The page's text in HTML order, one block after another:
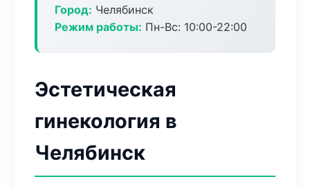
Город: Челябинск
Режим работы: Пн-Вс: 10:00-22:00
Эстетическая
гинекология в
Челябинск